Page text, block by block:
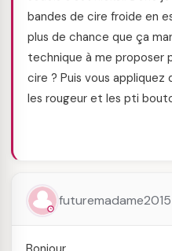
bandes de cire froide en
plus de chance que ça
technique à me proposer
cire ? Puis vous
les rougeur et les pti
futuremadame2015